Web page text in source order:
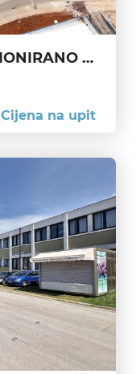
UMAG – IZVRSNO POZICIONIRANO POSLOVNO ZEMLJIŠTE U ZONI VISOKE FREKVENCIJE
Cijena na upit